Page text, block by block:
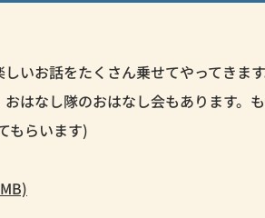
いお話をたくさん乗せてやってきます
はなし隊のおはなし会もあります。
もらいます)